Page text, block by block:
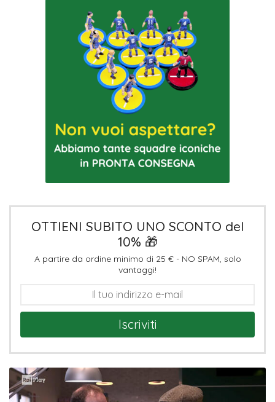
OTTIENI SUBITO UNO SCONTO del
10% 🎁
A partire da ordine minimo di 25 € - NO SPAM, solo
vantaggi!
Iscriviti